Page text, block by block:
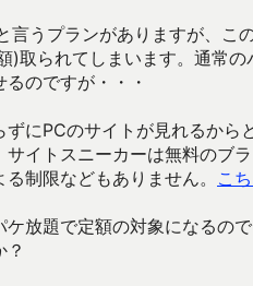
言うプランがありますが、
)取られてしまいます。通常
のですが・・・
ずにPCのサイトが見れるか
サイトスニーカーは無料のブ
制限などもありません。 こ
ケ放題で定額の対象になるの